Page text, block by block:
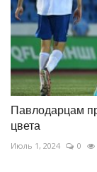
Павлодарцам
цвета
Июль 1, 2024 0